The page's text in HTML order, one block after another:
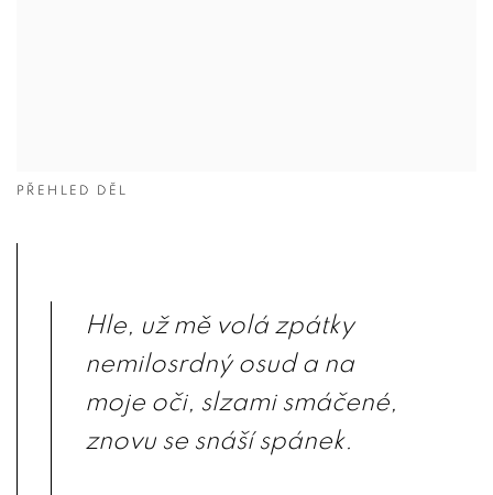
PŘEHLED DĚL
Hle, už mě volá zpátky
nemilosrdný osud a na
moje oči, slzami smáčené,
znovu se snáší spánek.